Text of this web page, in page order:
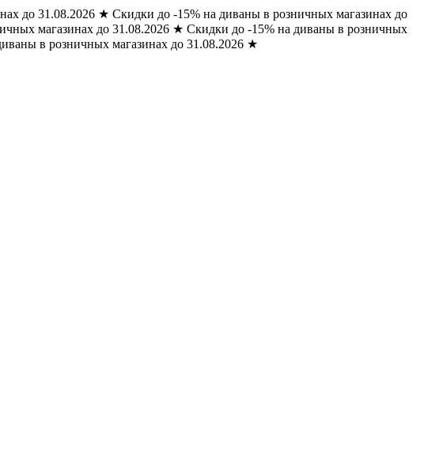
до 31.08.2026 ★ Скидки до -15% на диваны в розничных магазинах до
магазинах до 31.08.2026 ★ Скидки до -15% на диваны в розничных
в розничных магазинах до 31.08.2026 ★